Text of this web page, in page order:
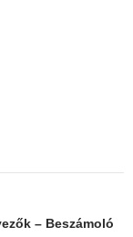
– Beszámoló